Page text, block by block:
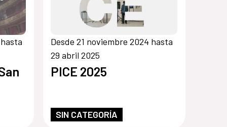
Desde 21 noviembre 2024 hasta
29 abril 2025
PICE 2025
SIN CATEGORÍA